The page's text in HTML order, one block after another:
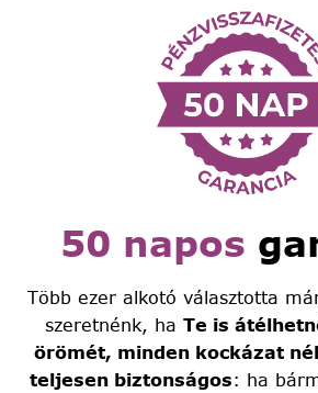
50 napos
Több ezer alkotó választotta
szeretnénk, ha Te is
örömét, minden kockázat
teljesen biztonságos: ha